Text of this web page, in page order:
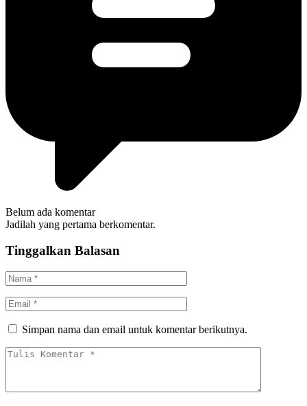
Belum ada komentar
Jadilah yang pertama berkomentar.
Tinggalkan Balasan
Simpan nama dan email untuk komentar berikutnya.